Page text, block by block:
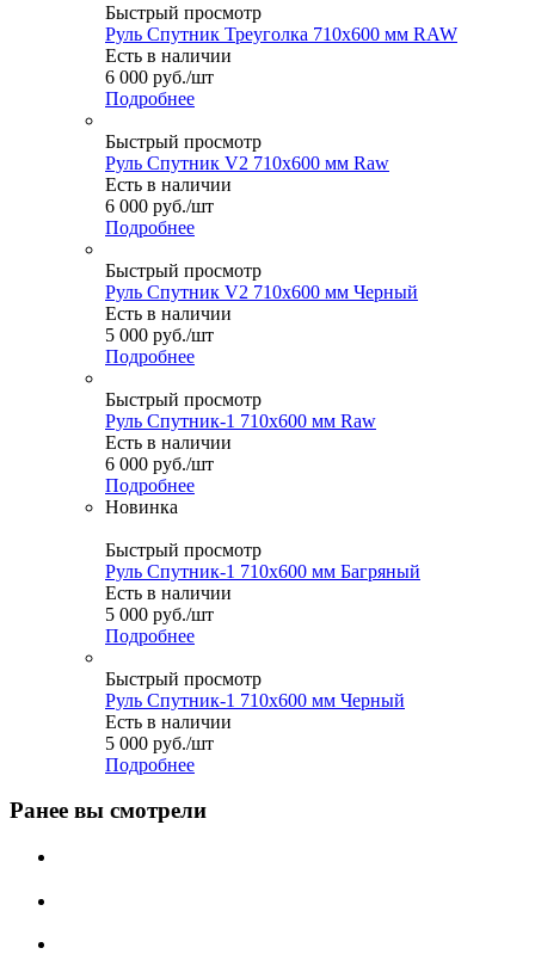
Быстрый просмотр
Руль Спутник Треуголка 710x600 мм RAW
Есть в наличии
6 000 руб./шт
Подробнее
Быстрый просмотр
Руль Спутник V2 710x600 мм Raw
Есть в наличии
6 000 руб./шт
Подробнее
Быстрый просмотр
Руль Спутник V2 710x600 мм Черный
Есть в наличии
5 000 руб./шт
Подробнее
Быстрый просмотр
Руль Спутник-1 710x600 мм Raw
Есть в наличии
6 000 руб./шт
Подробнее
Новинка
Быстрый просмотр
Руль Спутник-1 710x600 мм Багряный
Есть в наличии
5 000 руб./шт
Подробнее
Быстрый просмотр
Руль Спутник-1 710x600 мм Черный
Есть в наличии
5 000 руб./шт
Подробнее
Ранее вы смотрели